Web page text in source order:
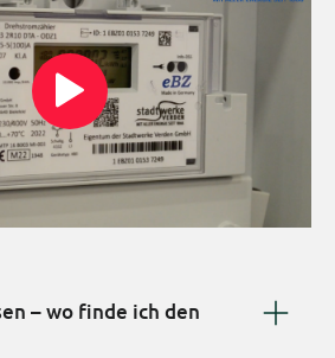
– wo finde ich den